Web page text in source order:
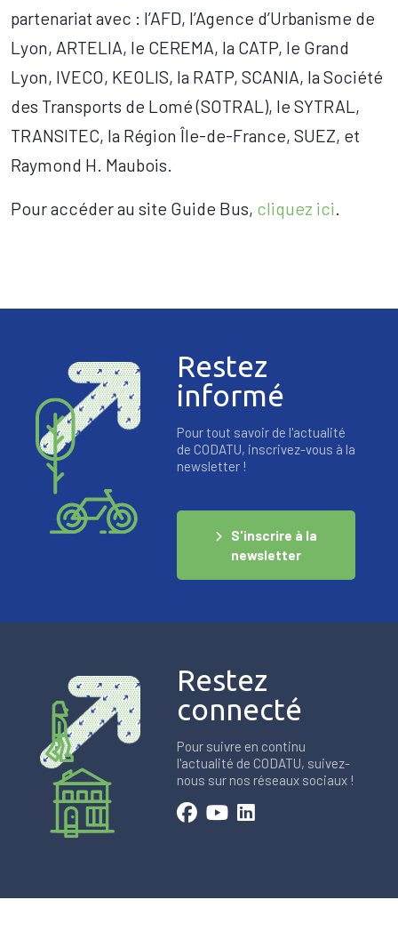
partenariat avec : l’AFD, l’Agence d’Urbanisme de
Lyon, ARTELIA, le CEREMA, la CATP, le Grand
Lyon, IVECO, KEOLIS, la RATP, SCANIA, la Société
des Transports de Lomé (SOTRAL), le SYTRAL,
TRANSITEC, la Région Île-de-France, SUEZ, et
Raymond H. Maubois.
Pour accéder au site Guide Bus, cliquez ici.
Restez
informé
Pour tout savoir de l'actualité
de CODATU, inscrivez-vous à la
newsletter !
S'inscrire à la
newsletter
Restez
connecté
Pour suivre en continu
l'actualité de CODATU, suivez-
nous sur nos réseaux sociaux !